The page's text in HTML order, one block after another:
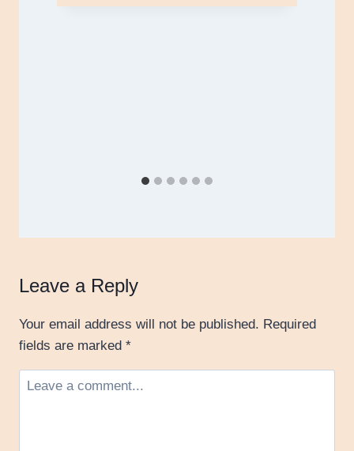
Leave a Reply
Your email address will not be published. Required
fields are marked *